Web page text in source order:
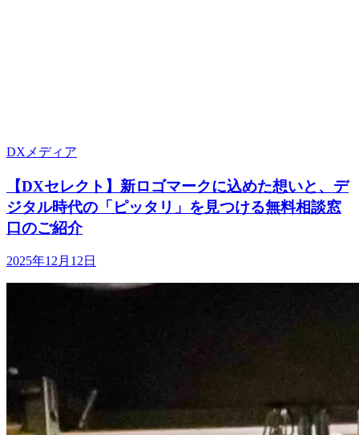
DXメディア
【DXセレクト】新ロゴマークに込めた想いと、デ
ジタル時代の「ピッタリ」を見つける無料相談窓
口のご紹介
2025年12月12日